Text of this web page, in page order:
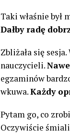
Taki właśnie był
Dałby radę
Zbliżała się
nauczycieli.
egzaminów
wkuwa.Każdy
Pytam go, co
Oczywiście